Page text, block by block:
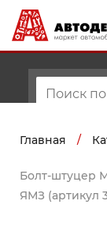
Главная /
Болт-штуцер
ЯМЗ (артикул